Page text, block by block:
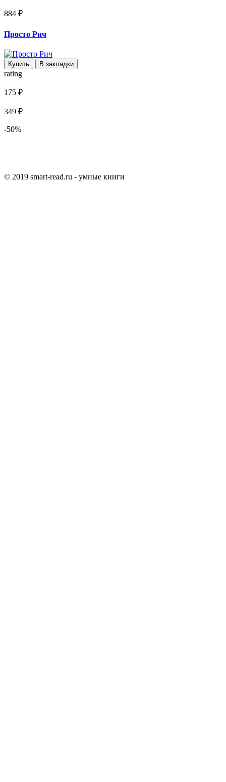
884 ₽
Просто Рич
Купить В закладки
rating
175 ₽
349 ₽
-50%
© 2019 smart-read.ru - умные книги